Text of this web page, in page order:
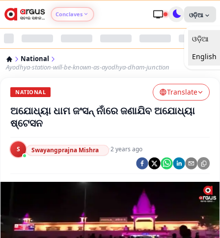
Conclaves
Argus Nari Shakti
Argus Health Connect
Argus Swaad Odisha
Argus Chalo Dekhein Apna Desh
ଓଡ଼ିଆ
ଓଡ଼ିଆ
English
National
Ayodhya-station-will-be-known-as-ayodhya-dham-junction
NATIONAL Translate
ଅଯୋଧ୍ୟା ଧାମ ଜଂସନ୍ ନାଁରେ ଜଣାଯିବ ଅଯୋଧ୍ୟା
ଷ୍ଟେସନ
S Swayangprajna Mishra ·2 years ago